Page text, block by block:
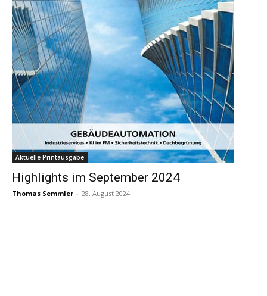
Aktuelle Printausgabe
Highlights im September 2024
Thomas Semmler - 28. August 2024